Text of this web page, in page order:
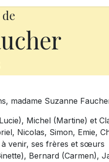
madame Suzanne
Michel (Martine) et
Nicolas, Simon, Emie,
venir, ses frères et sœurs
Bernard (Carmen),